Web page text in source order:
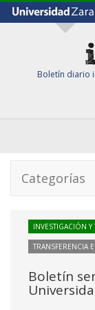
Boletín diario
Categorías
INVESTIGACIÓN Y
TRANSFERENCIA
Boletín